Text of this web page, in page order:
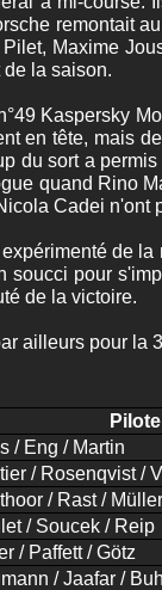
remontait
Maxime
la saison.
Kaspersky
en tête, mais
du sort a
quand Rino
Cadei n'ont
de
soucci pour
de la victoire.
ailleurs pour la
/ Eng / Martin
/ Rosenqvist /
/ Rast / Müller
/ Soucek / Reip
/ Paffett / Götz
/ Jaafar /